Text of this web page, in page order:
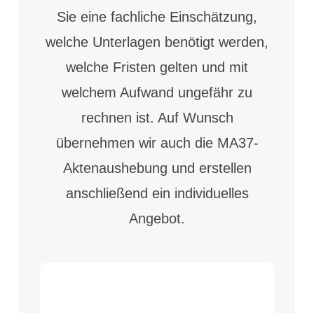
Sie eine fachliche Einschätzung,
welche Unterlagen benötigt werden,
welche Fristen gelten und mit
welchem Aufwand ungefähr zu
rechnen ist. Auf Wunsch
übernehmen wir auch die MA37-
Aktenaushebung und erstellen
anschließend ein individuelles
Angebot.